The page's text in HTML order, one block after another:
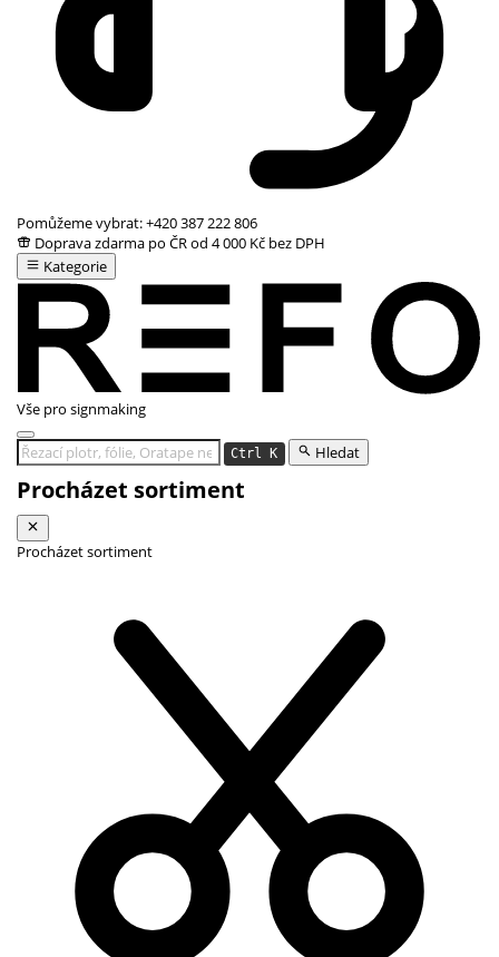
Pomůžeme vybrat:+420 387 222 806
Doprava zdarma po ČR od 4 000 Kč bez DPH
Kategorie
Vše pro signmaking
Ctrl K Hledat
Procházet sortiment
Procházet sortiment